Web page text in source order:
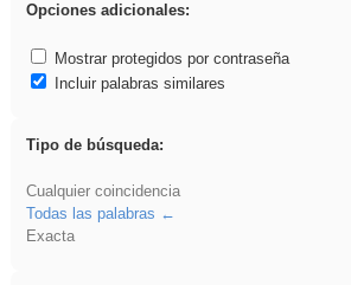
Opciones adicionales:
Mostrar protegidos por contraseña
Incluir palabras similares
Tipo de búsqueda:
Cualquier coincidencia
Todas las palabras
Exacta